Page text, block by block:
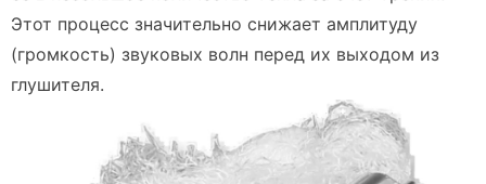
Этот процесс значительно снижает амплитуду
(громкость) звуковых волн перед их выходом из
глушителя.